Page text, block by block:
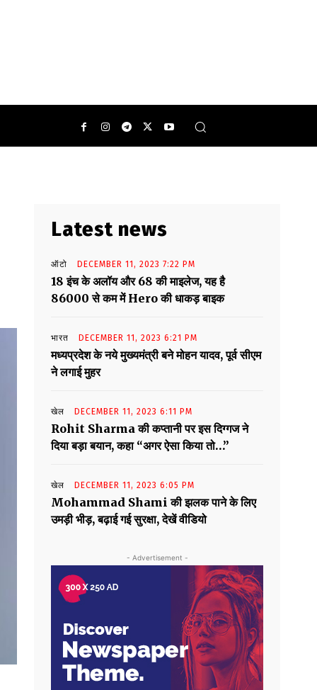
Latest news
ऑटो DECEMBER 11, 2023 7:22 PM
18 इंच के अलॉय और 68 की माइलेज, यह है
86000 से कम में Hero की धाकड़ बाइक
भारत DECEMBER 11, 2023 6:21 PM
मध्यप्रदेश के नये मुख्यमंत्री बने मोहन यादव, पूर्व सीएम
ने लगाई मुहर
खेल DECEMBER 11, 2023 6:11 PM
Rohit Sharma की कप्तानी पर इस दिग्गज ने
दिया बड़ा बयान, कहा “अगर ऐसा किया तो…”
खेल DECEMBER 11, 2023 6:05 PM
Mohammad Shami की झलक पाने के लिए
उमड़ी भीड़, बढ़ाई गई सुरक्षा, देखें वीडियो
- Advertisement -